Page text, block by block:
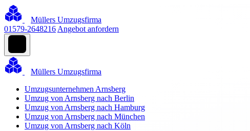
Müllers Umzugsfirma
01579-2648216 Angebot anfordern
Müllers Umzugsfirma
Umzugsunternehmen Arnsberg
Umzug von Arnsberg nach Berlin
Umzug von Arnsberg nach Hamburg
Umzug von Arnsberg nach München
Umzug von Arnsberg nach Köln